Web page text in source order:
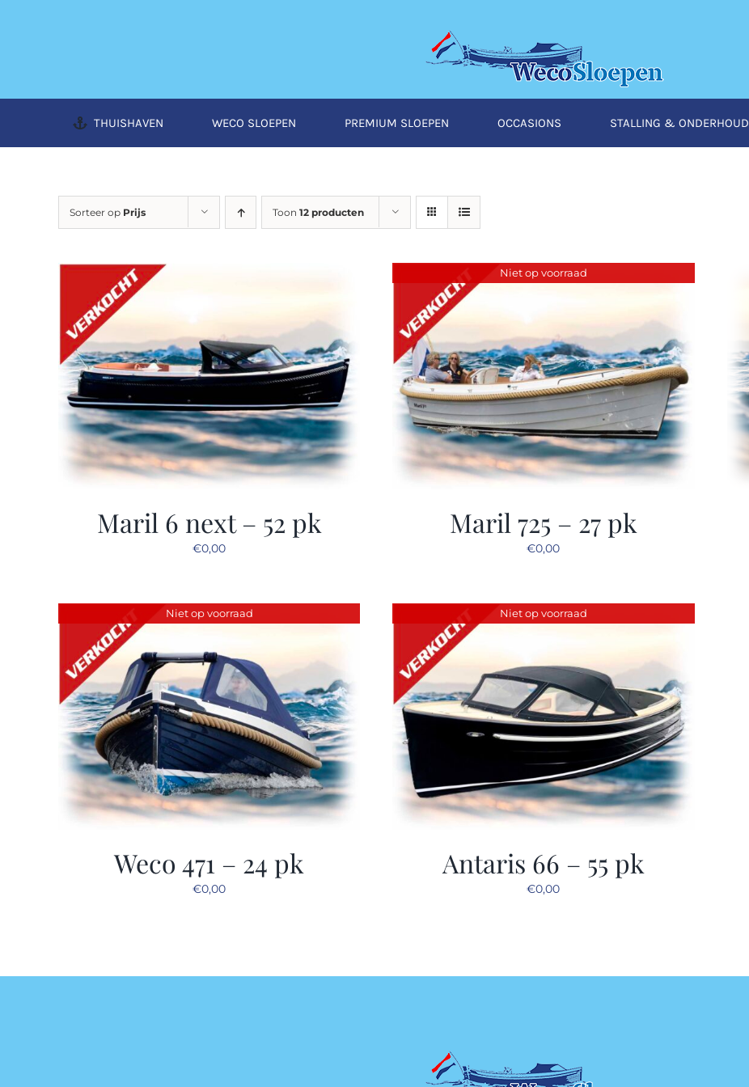
THUISHAVEN WECO SLOEPEN PREMIUM SLOEPEN OCCASIONS STALLING & ONDERHOUD
Sorteer op Prijs Toon 12 producten
Maril 6 next – 52 pk
€0,00
Niet op voorraad
Maril 725 – 27 pk
€0,00
Niet op voorraad
Weco 471 – 24 pk
€0,00
Niet op voorraad
Antaris 66 – 55 pk
€0,00